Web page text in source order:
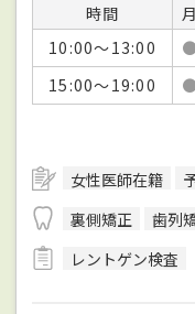
時間 月
10:00～13:00
15:00～19:00
女性医師在籍
裏側矯正
歯列
レントゲン検査